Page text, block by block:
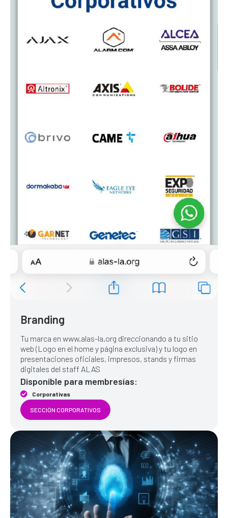
Branding
Tu marca en www.alas-la.org direccionando a tu sitio
web (Logo en el home y página exclusiva) y tu logo en
presentaciones oficiales, impresos, stands y firmas
digitales del staff ALAS
Disponible para membresías:
Corporativas
SECCIÓN CORPORATIVOS